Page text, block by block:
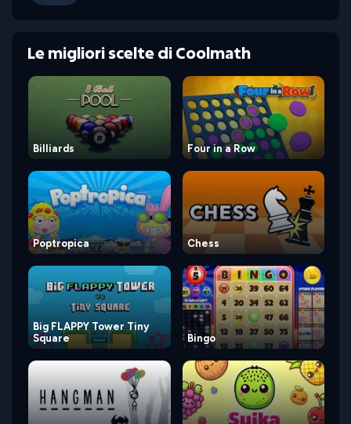
Le migliori scelte di Coolmath
Billiards Four in a Row
Poptropica Chess
Big FLAPPY Tower Tiny
Square
Bingo